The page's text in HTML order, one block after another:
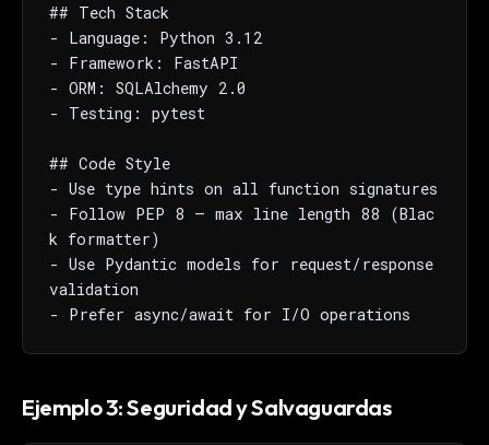
## Tech Stack
- Language: Python 3.12
- Framework: FastAPI
- ORM: SQLAlchemy 2.0
- Testing: pytest
## Code Style
- Use type hints on all function signatures
- Follow PEP 8 — max line length 88 (Blac
k formatter)
- Use Pydantic models for request/response
validation
- Prefer async/await for I/O operations
Ejemplo 3: Seguridad y Salvaguardas